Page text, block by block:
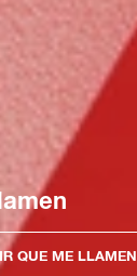
QUE ME LLAMEN